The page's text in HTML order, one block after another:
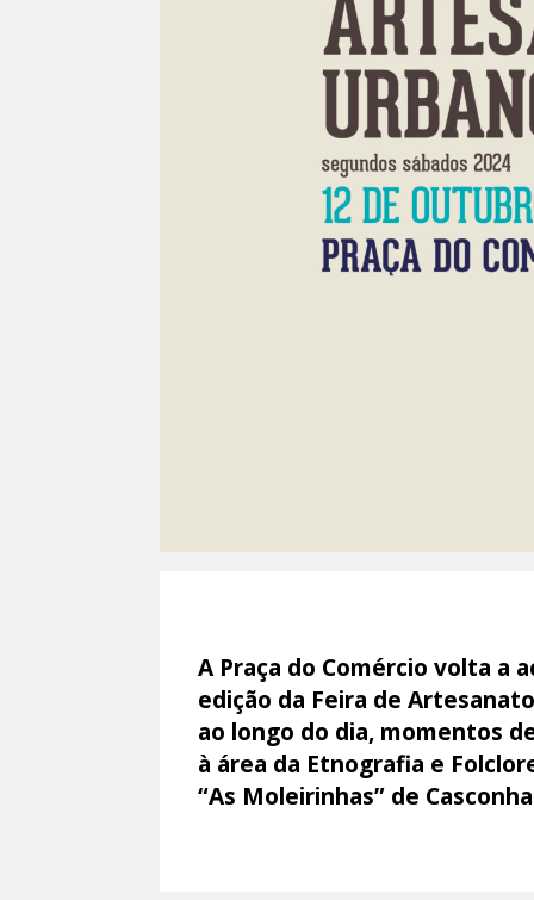
A Praça do Comércio volta a
edição da Feira de
ao longo do dia, momentos
à área da Etnografia e
“As Moleirinhas” de